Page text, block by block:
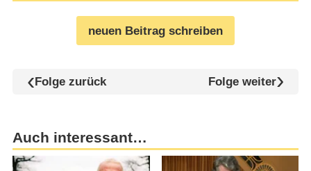
neuen Beitrag schreiben
Folge zurück Folge weiter
Auch interessant…